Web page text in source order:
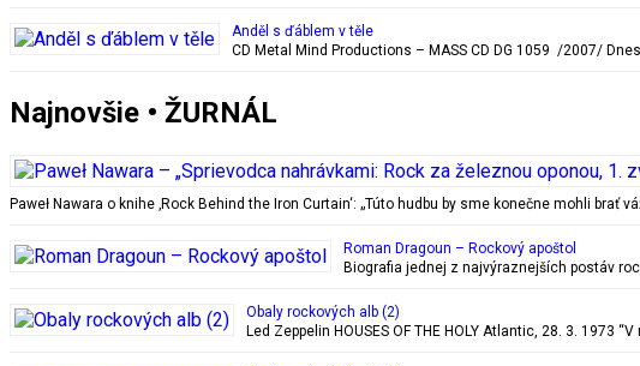
Anděl s ďáblem v těle
CD Metal Mind Productions – MASS CD DG 1059 /2007/
Najnovšie • ŽURNÁL
Paweł Nawara o knihe ‚Rock Behind the Iron Curtain‘: „Túto hudbu by sme konečne mohli brať
Roman Dragoun – Rockový apoštol
Biografia jednej z najvýraznejších postáv
Obaly rockových alb (2)
Led Zeppelin HOUSES OF THE HOLY Atlantic, 28. 3. 1973